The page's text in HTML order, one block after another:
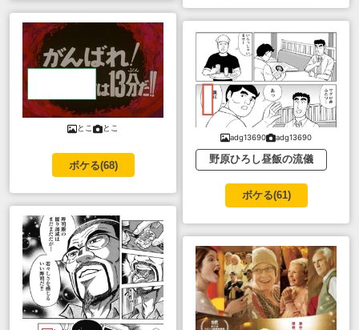
とこ とこ
ボケる(68)
adg13690 adg13690
野原ひろし昼飯の流儀
ボケる(61)